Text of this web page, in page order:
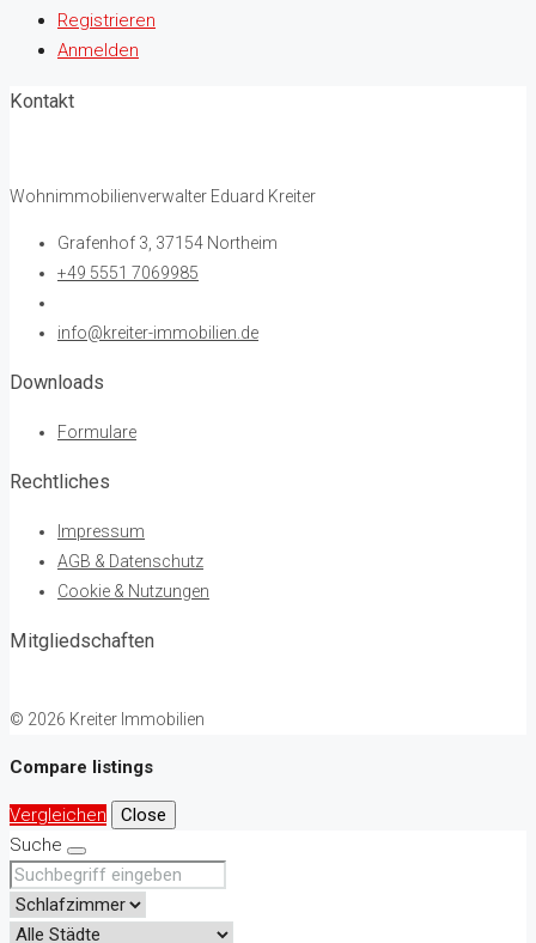
Registrieren
Anmelden
Kontakt
Wohnimmobilienverwalter Eduard Kreiter
Grafenhof 3, 37154 Northeim
+49 5551 7069985
info@kreiter-immobilien.de
Downloads
Formulare
Rechtliches
Impressum
AGB & Datenschutz
Cookie & Nutzungen
Mitgliedschaften
© 2026 Kreiter Immobilien
Compare listings
Vergleichen
Close
Suche